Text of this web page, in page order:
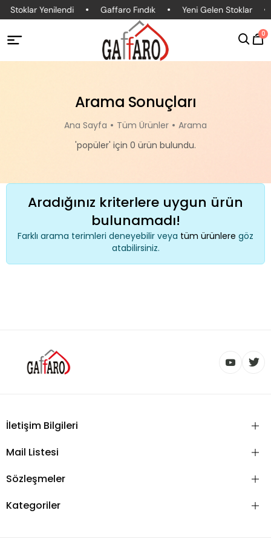
Stoklar Yenilendi Gaffaro Fındık Yeni Gelen Stoklar
0
Arama Sonuçları
Ana Sayfa Tüm Ürünler
Arama
'popüler' için 0 ürün bulundu.
Aradığınız kriterlere uygun ürün
bulunamadı!
Farklı arama terimleri deneyebilir veya tüm ürünlere göz
atabilirsiniz.
İletişim Bilgileri
Mail Listesi
Sözleşmeler
Kategoriler